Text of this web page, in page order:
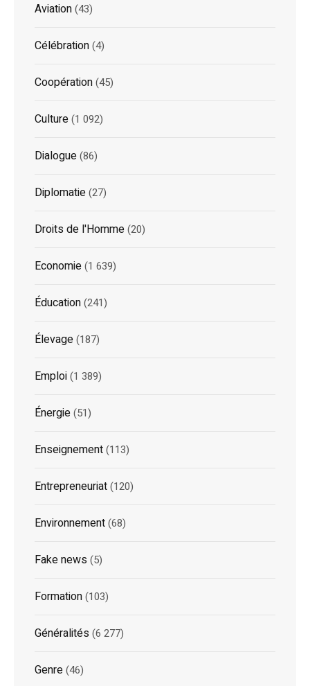
Aviation(43)
Célébration(4)
Coopération(45)
Culture(1 092)
Dialogue(86)
Diplomatie(27)
Droits de l'Homme(20)
Economie(1 639)
Éducation(241)
Élevage(187)
Emploi(1 389)
Énergie(51)
Enseignement(113)
Entrepreneuriat(120)
Environnement(68)
Fake news(5)
Formation(103)
Généralités(6 277)
Genre(46)